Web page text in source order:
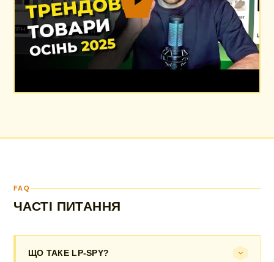
FAQ
ЧАСТІ ПИТАННЯ
ЩО ТАКЕ LP-SPY?